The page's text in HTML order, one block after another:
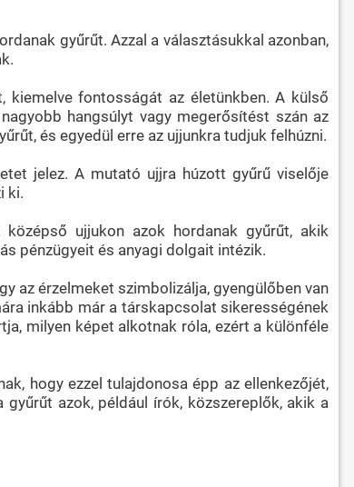
gyűrűt. Azzal a választásukkal azonban,
kiemelve fontosságát az életünkben. A külső
hangsúlyt vagy megerősítést szán az
és egyedül erre az ujjunkra tudjuk felhúzni.
jelez. A mutató ujjra húzott gyűrű viselője
ki.
ujjukon azok hordanak gyűrűt, akik
pénzügyeit és anyagi dolgait intézik.
az érzelmeket szimbolizálja, gyengülőben van
inkább már a társkapcsolat sikerességének
milyen képet alkotnak róla, ezért a különféle
hogy ezzel tulajdonosa épp az ellenkezőjét,
azok, például írók, közszereplők, akik a